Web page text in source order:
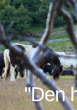
"Den